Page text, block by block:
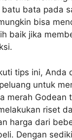
bata pada
bisa
baik jika
tips ini, Anda
untuk
merah Godean
riset
harga dari
Dengan